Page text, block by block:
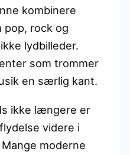
kombinere
pop, rock og
lydbilleder.
som trommer
en særlig kant.
ikke længere er
videre i
moderne